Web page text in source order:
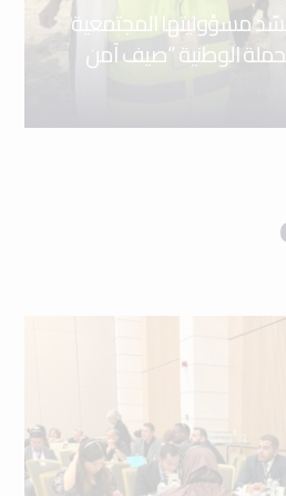
مسؤوليتها المجتمعية
الوطنية “صيف آمن